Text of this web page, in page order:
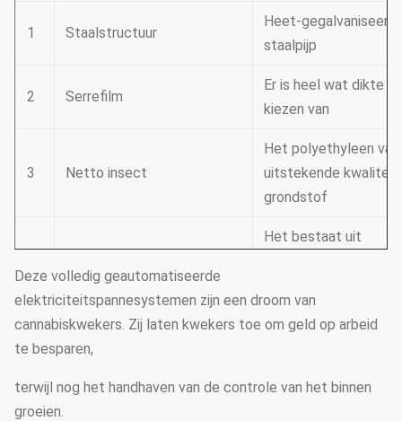
1 Staalstructuur
Heet-
staalpijp
2 Serrefilm
Er is heel wat dikte
kiezen van
3 Netto insect
Het polyethyleen van
uitstekende kwaliteit
grondstof
Het bestaat uit
Film-rollend systeem
Eleltrodynamisch
Ventilatiesysteem
Zijruiten en
Deze volledig geautomatiseerde
elektriciteitspannesystemen zijn een droom van
cannabiskwekers. Zij laten kwekers toe om geld op arbeid
te besparen,
terwijl nog het handhaven van de controle van het binnen
groeien.